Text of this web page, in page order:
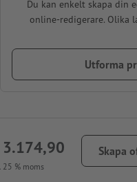
Du kan enkelt skapa din
online-redigerare. Olika
Utforma
25 % moms
Skapa